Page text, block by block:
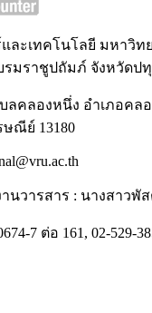
ละเทคโนโลยี มหาวิท
รมราชูปถัมภ์ จังหวัดป
ลคลองหนึ่ง อำเภอคล
ณีย์ 13180
านวารสาร : นางสาว
7 ต่อ 161, 02-529-